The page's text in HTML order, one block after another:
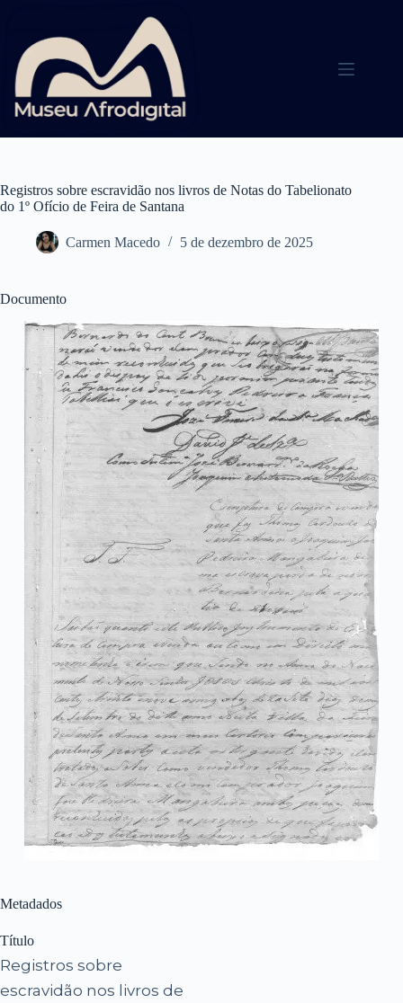
conteúdo
Registros sobre escravidão nos livros de Notas do Tabelionato
do 1º Ofício de Feira de Santana
Carmen Macedo 5 de dezembro de 2025
Documento
Metadados
Título
Registros sobre
escravidão nos livros de